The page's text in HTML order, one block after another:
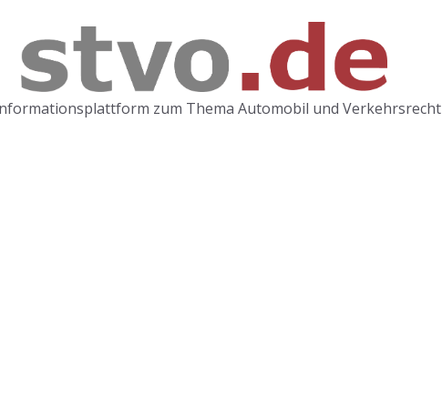
zum Thema Automobil und Verkehrsrecht